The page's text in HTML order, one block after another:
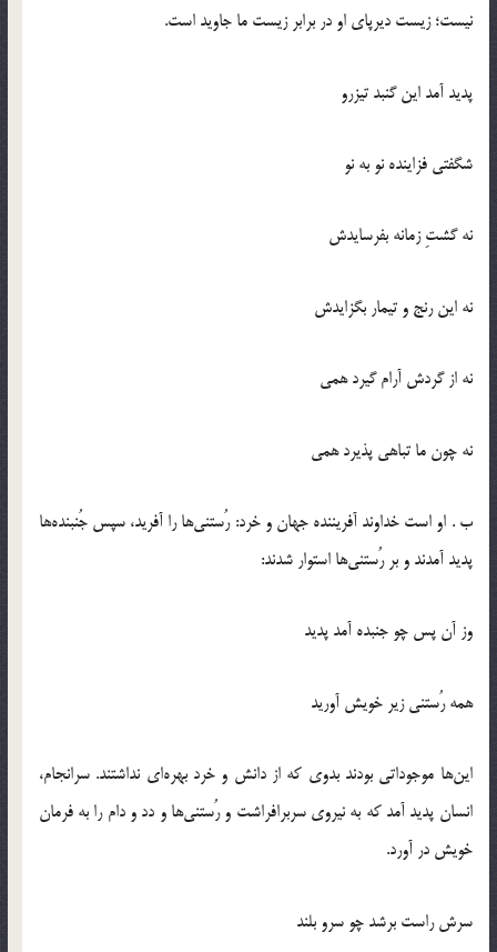
نيست؛ زيست ديرپاي او در برابر زيست ما جاويد است.
پديد آمد اين گنبد تيزرو
شگفتي فزاينده نو به نو
نه گشتِ زمانه بفرسايدش
نه اين رنج و تيمار بگزايدش
نه از گردش آرام گيرد همي
نه چون ما تباهي پذيرد همي
ب . او است خداوند آفريننده جهان و خرد: رُستني‌ها را آفريد، سپس جُنبنده‌ها
پديد آمدند و بر رُستني‌ها استوار شدند:
وز آن پس چو جنبده آمد پديد
همه رُستني زير خويش آوريد
اين‌ها موجوداتي بودند بدوي كه از دانش و خرد بهره‌اي نداشتند. سرانجام،
انسان پديد آمد كه به نيروي سربرافراشت و رُستني‌ها و دد و دام را به فرمان
خويش در آورد.
سرش راست برشد چو سرو بلند